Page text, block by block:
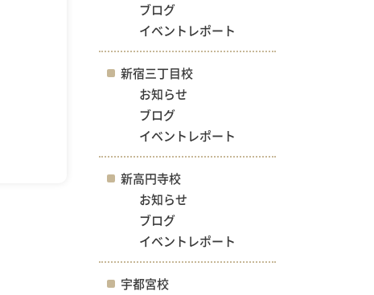
ブログ
イベントレポート
新宿三丁目校
お知らせ
ブログ
イベントレポート
新高円寺校
お知らせ
ブログ
イベントレポート
宇都宮校